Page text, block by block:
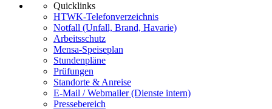
Quicklinks
HTWK-Telefonverzeichnis
Notfall (Unfall, Brand, Havarie)
Arbeitsschutz
Mensa-Speiseplan
Stundenpläne
Prüfungen
Standorte & Anreise
E-Mail / Webmailer (Dienste intern)
Pressebereich